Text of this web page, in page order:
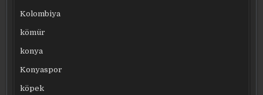
Kolombiya
kömür
konya
Konyaspor
köpek